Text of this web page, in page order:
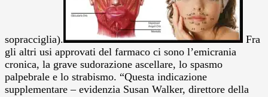
sopracciglia).
Fra
gli altri usi approvati del farmaco ci sono l’emicrania
cronica, la grave sudorazione ascellare, lo spasmo
palpebrale e lo strabismo. “Questa indicazione
supplementare – evidenzia Susan Walker, direttore della